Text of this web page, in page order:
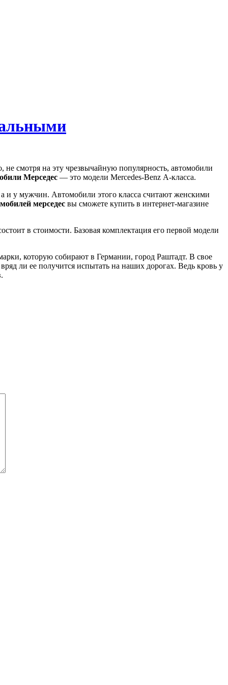
смотря на эту чрезвычайную популярность, автомобили
Мерседес — это модели Mercedes-Benz А-класса.
и у мужчин. Автомобили этого класса считают женскими
мерседес вы сможете купить в интернет-магазине
в стоимости. Базовая комплектация его первой модели
которую собирают в Германии, город Раштадт. В свое
ли ее получится испытать на наших дорогах. Ведь кровь у